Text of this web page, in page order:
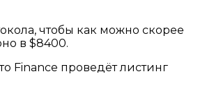
чтобы как можно скорее
в $8400.
Finance проведёт листинг